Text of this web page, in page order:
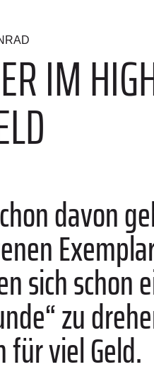
IM
davon
sich schon
zu
viel Geld.